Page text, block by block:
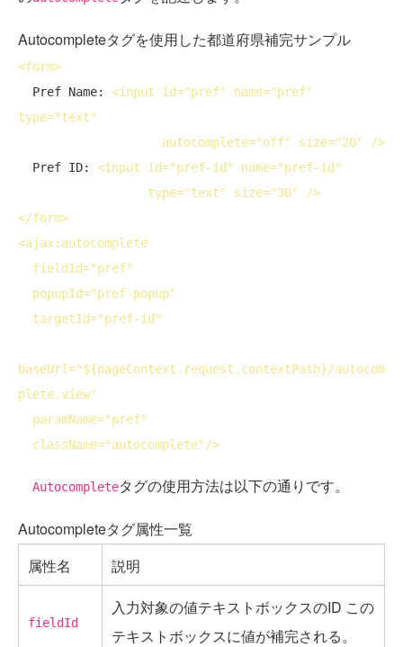
Autocompleteタグを使用した都道府県補完サンプル
<form>
  Pref Name:
<input id="pref" name
type="text"
autocomplete="off" size="20" />
  Pref ID:
<input id="pref-id" name="pref-id"
type="text" size="30" />
</form>
<ajax:autocomplete
fieldId="pref"
popupId="pref-popup"
targetId="pref-id"
baseUrl="${pageContext.request.contextPath}/autocom
plete.view"
paramName="pref"
className="autocomplete"/>
Autocompleteタグの使用方法は以下の通りです。
Autocompleteタグ属性一覧
属性名
説明
fieldId
入力対象の値テキストボックスのID この
テキストボックスに値が補完される。